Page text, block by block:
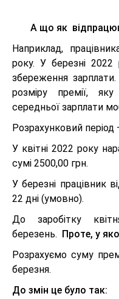
А що як
Наприклад,
року. У березні 2022
збереження
розміру премії,
середньої зарплати
Розрахунковий період
У квітні 2022 року
сумі 2500,00 грн.
У березні працівник
22 дні (умовно).
До заробітку
березень. Проте, у
Розрахуємо суму
березня.
До змін це було так: